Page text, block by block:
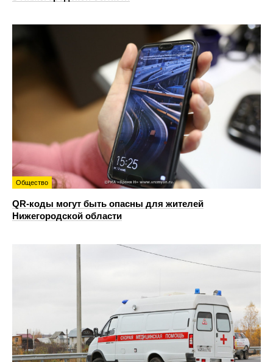
Общество
QR-коды могут быть опасны для жителей
Нижегородской области